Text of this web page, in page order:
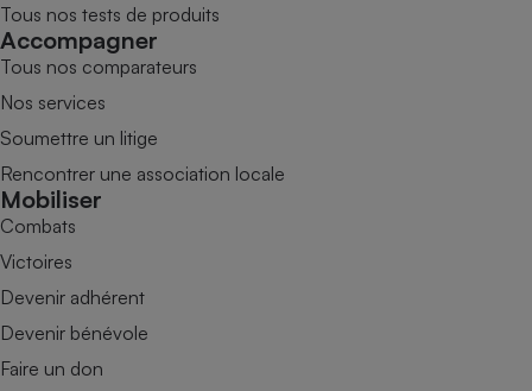
Tous nos tests de produits
Accompagner
Tous nos comparateurs
Nos services
Soumettre un litige
Rencontrer une association locale
Mobiliser
Combats
Victoires
Devenir adhérent
Devenir bénévole
Faire un don